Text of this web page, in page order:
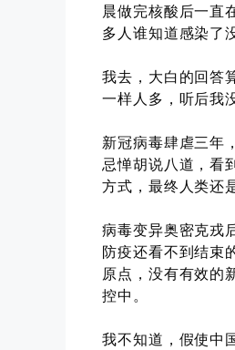
晨做完核酸后一直
多人谁知道感染了
我去，大白的回答
一样人多，听后我
新冠病毒肆虐三年
忌惮胡说八道，看
方式，最终人类还
病毒变异奥密克戎
防疫还看不到结束
原点，没有有效的
控中。
我不知道，假使中